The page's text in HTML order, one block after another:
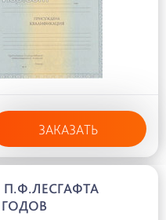
ЗАКАЗАТЬ
ГОДОВ